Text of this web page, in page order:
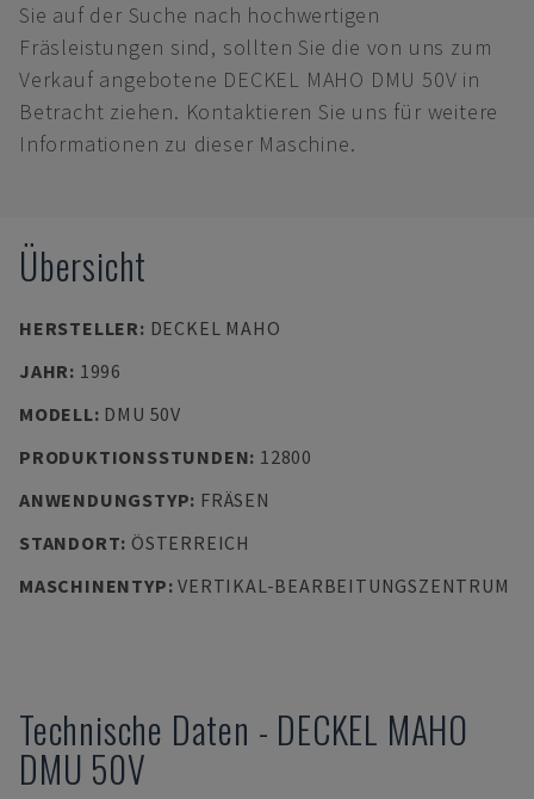
Sie auf der Suche nach hochwertigen
Fräsleistungen sind, sollten Sie die von uns zum
Verkauf angebotene DECKEL MAHO DMU 50V in
Betracht ziehen. Kontaktieren Sie uns für weitere
Informationen zu dieser Maschine.
Übersicht
HERSTELLER: DECKEL MAHO
JAHR: 1996
MODELL: DMU 50V
PRODUKTIONSSTUNDEN: 12800
ANWENDUNGSTYP: FRÄSEN
STANDORT: ÖSTERREICH
MASCHINENTYP:VERTIKAL-BEARBEITUNGSZENTRUM
Technische Daten - DECKEL MAHO
DMU 50V